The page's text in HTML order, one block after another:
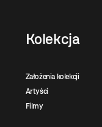
Kolekcja
Założenia kolekcji
Artyści
Filmy